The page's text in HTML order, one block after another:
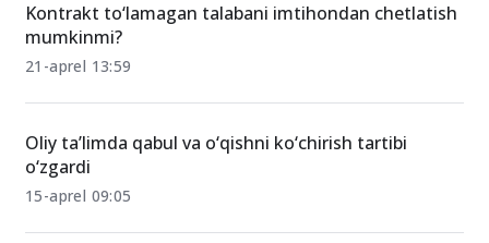
Kontrakt to‘lamagan talabani imtihondan chetlatish
mumkinmi?
21-aprel 13:59
Oliy ta’limda qabul va o‘qishni ko‘chirish tartibi
o‘zgardi
15-aprel 09:05